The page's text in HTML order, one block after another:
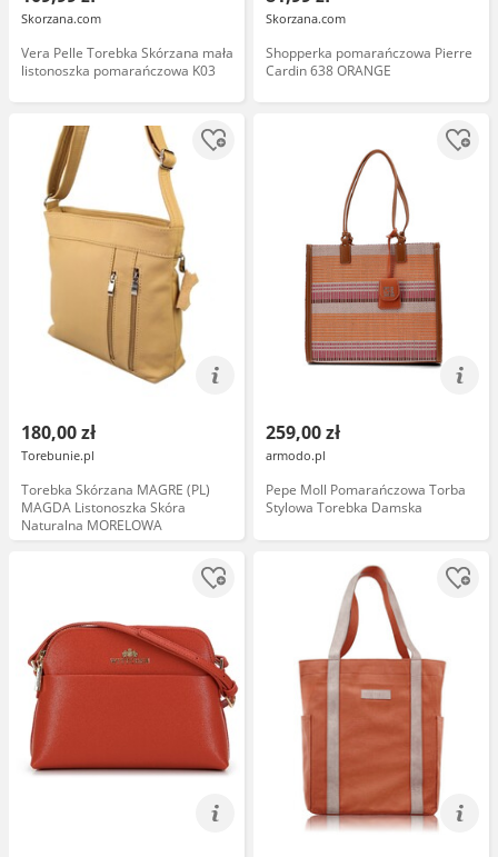
Skorzana.com
Vera Pelle Torebka Skórzana mała
listonoszka pomarańczowa K03
Skorzana.com
Shopperka pomarańczowa Pierre
Cardin 638 ORANGE
180,00 zł
Torebunie.pl
Torebka Skórzana MAGRE (PL)
MAGDA Listonoszka Skóra
Naturalna MORELOWA
259,00 zł
armodo.pl
Pepe Moll Pomarańczowa Torba
Stylowa Torebka Damska